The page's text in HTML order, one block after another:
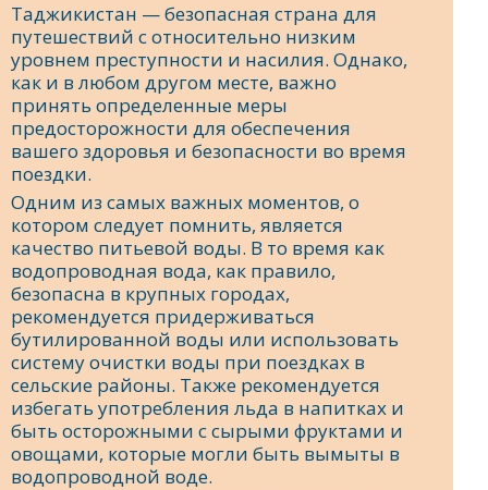
Таджикистан — безопасная страна для
путешествий с относительно низким
уровнем преступности и насилия. Однако,
как и в любом другом месте, важно
принять определенные меры
предосторожности для обеспечения
вашего здоровья и безопасности во время
поездки.
Одним из самых важных моментов, о
котором следует помнить, является
качество питьевой воды. В то время как
водопроводная вода, как правило,
безопасна в крупных городах,
рекомендуется придерживаться
бутилированной воды или использовать
систему очистки воды при поездках в
сельские районы. Также рекомендуется
избегать употребления льда в напитках и
быть осторожными с сырыми фруктами и
овощами, которые могли быть вымыты в
водопроводной воде.